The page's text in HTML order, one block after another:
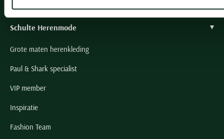
Schulte Herenmode
Grote maten herenkleding
Paul & Shark specialist
VIP member
Inspiratie
Fashion Team